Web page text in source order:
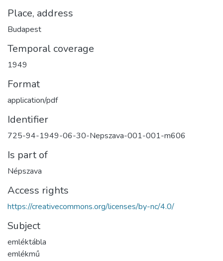
Place, address
Budapest
Temporal coverage
1949
Format
application/pdf
Identifier
725-94-1949-06-30-Nepszava-001-001-m606
Is part of
Népszava
Access rights
https://creativecommons.org/licenses/by-nc/4.0/
Subject
emléktábla
emlékmű